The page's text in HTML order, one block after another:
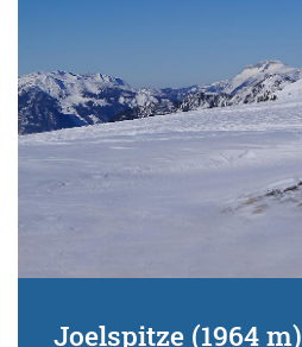
Joelspitze (1964 m)